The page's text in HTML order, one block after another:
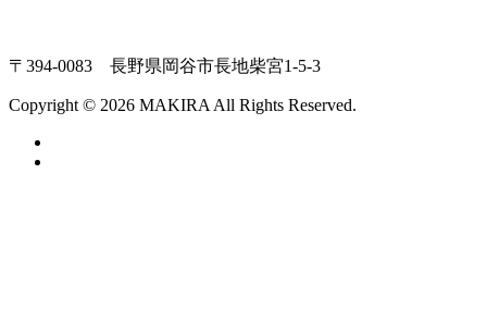
〒394-0083 長野県岡谷市長地柴宮1-5-3
Copyright © 2026 MAKIRA All Rights Reserved.